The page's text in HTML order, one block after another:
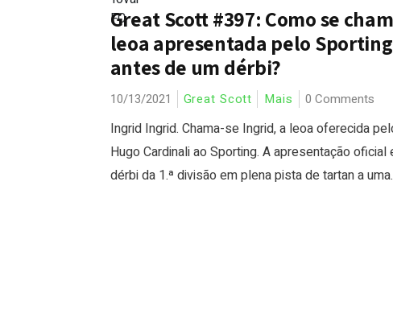
Great Scott #397: Como se
leoa apresentada pelo Sporting
antes de um dérbi?
10/13/2021 Great Scott Mais 0 Comments
Ingrid Ingrid. Chama-se Ingrid, a leoa oferecida
Hugo Cardinali ao Sporting. A apresentação oficial
dérbi da 1.ª divisão em plena pista de tartan a